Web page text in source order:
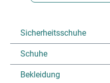
Sicherheitsschuhe
Schuhe
Bekleidung